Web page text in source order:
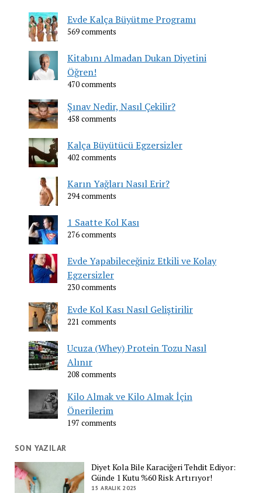
Evde Kalça Büyütme Programı
569 comments
Kitabını Almadan Dukan Diyetini
Öğren!
470 comments
Şınav Nedir, Nasıl Çekilir?
458 comments
Kalça Büyütücü Egzersizler
402 comments
Karın Yağları Nasıl Erir?
294 comments
1 Saatte Kol Kası
276 comments
Evde Yapabileceğiniz Etkili ve Kolay
Egzersizler
230 comments
Evde Kol Kası Nasıl Geliştirilir
221 comments
Ucuza (Whey) Protein Tozu Nasıl
Alınır
208 comments
Kilo Almak ve Kilo Almak İçin
Önerilerim
197 comments
SON YAZILAR
Diyet Kola Bile Karaciğeri Tehdit Ediyor:
Günde 1 Kutu %60 Risk Artırıyor!
15 ARALIK 2025